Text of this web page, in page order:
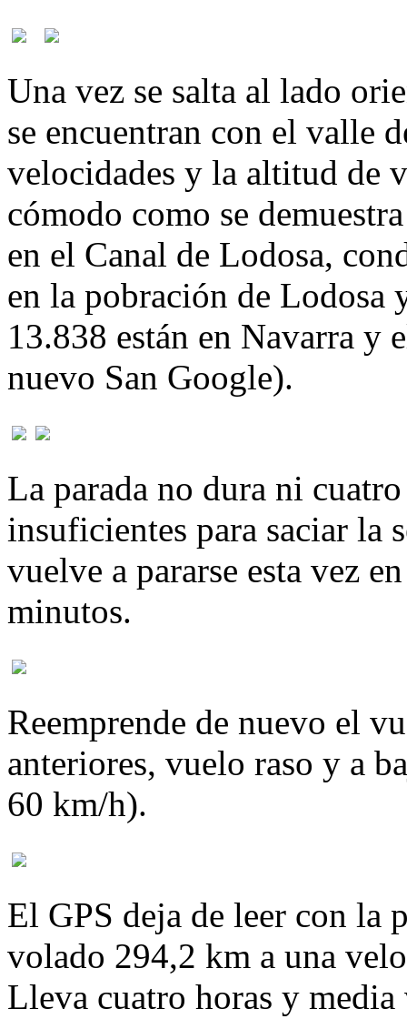
Una vez se salta al lado
se encuentran con el valle
velocidades y la altitud de
cómodo como se
en el Canal de Lodosa,
en la pobración de Lodosa
13.838 están en Navarra y
nuevo San Google).
La parada no dura ni
insuficientes para saciar la
vuelve a pararse esta vez
minutos.
Reemprende de nuevo el
anteriores, vuelo raso y a
60 km/h).
El GPS deja de leer con la
volado 294,2 km a una
Lleva cuatro horas y